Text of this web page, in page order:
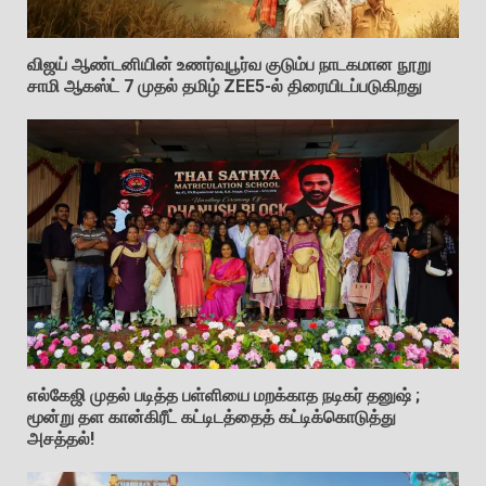
விஜய் ஆண்டனியின் உணர்வுபூர்வ குடும்ப நாடகமான நூறு
சாமி ஆகஸ்ட் 7 முதல் தமிழ் ZEE5-ல் திரையிடப்படுகிறது
எல்கேஜி முதல் படித்த பள்ளியை மறக்காத நடிகர் தனுஷ் ;
மூன்று தள கான்கிரீட் கட்டிடத்தைத் கட்டிக்கொடுத்து
அசத்தல்!